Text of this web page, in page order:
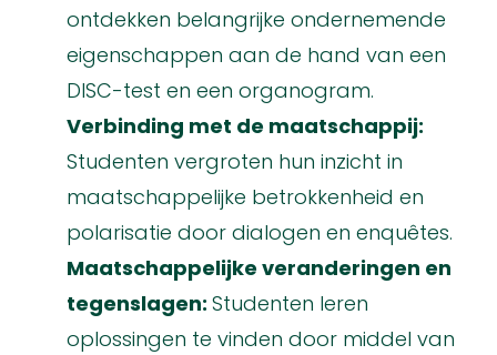
ontdekken belangrijke ondernemende
eigenschappen aan de hand van een
DISC-test en een organogram.
Verbinding met de maatschappij:
Studenten vergroten hun inzicht in
maatschappelijke betrokkenheid en
polarisatie door dialogen en enquêtes.
Maatschappelijke veranderingen en
tegenslagen: Studenten leren
oplossingen te vinden door middel van